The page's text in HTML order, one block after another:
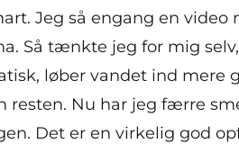
Jeg så engang en
Så tænkte jeg for mig
løber vandet ind mere
resten. Nu har jeg færre
Det er en virkelig god